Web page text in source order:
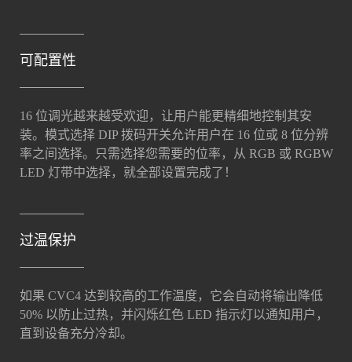
可配置性
16 位调光越来越受欢迎，让用户能更精细地控制其安
装。模式选择 DIP 拨码开关允许用户在 16 位或 8 位分辨
率之间选择。只需选择您需要的位率，从 RGB 或 RGBW
LED 灯带中选择，就全部设置完成了！
过温保护
如果 CVC4 达到较高的工作温度，它会自动将输出降低
50% 以防止过热，并闪烁红色 LED 指示灯以通知用户，
直到设备充分冷却。